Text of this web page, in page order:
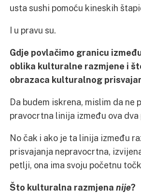
usta sushi pomoću kineskih
I u pravu su.
Gdje povlačimo granicu
oblika kulturalne razmjene i
obrazaca kulturalnog
Da budem iskrena, mislim da ne
pravocrtna linija između ova dva
No čak i ako je ta linija između
prisvajanja nepravocrtna,
petlji, ona ima svoju početnu
Što kulturalna razmjena nije?